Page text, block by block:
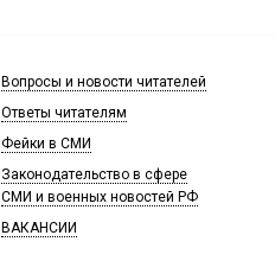
Вопросы и новости читателей
Ответы читателям
Фейки в СМИ
Законодательство в сфере
СМИ и военных новостей РФ
ВАКАНСИИ